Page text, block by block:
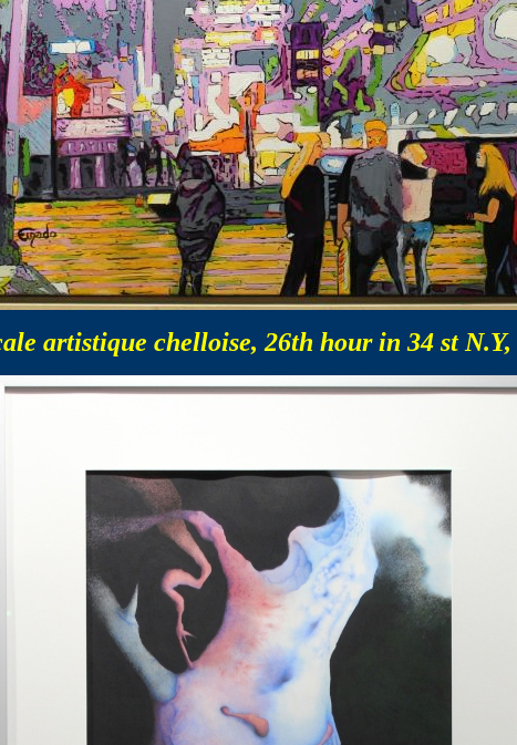
artistique chelloise, 26th hour in 34 st